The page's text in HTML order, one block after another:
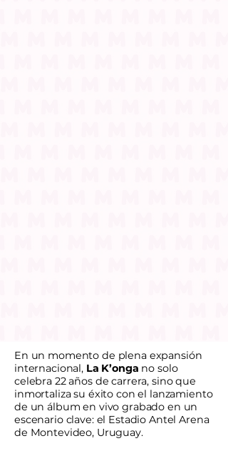
En un momento de plena expansión
internacional,La K’onga no solo
celebra 22 años de carrera, sino que
inmortaliza su éxito con el lanzamiento
de un álbum en vivo grabado en un
escenario clave: el Estadio Antel Arena
de Montevideo, Uruguay.